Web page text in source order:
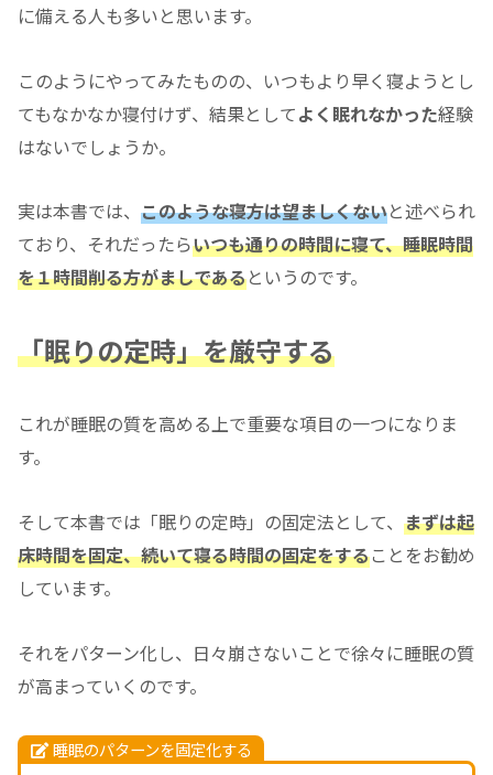
に備える人も多いと思います。
このようにやってみたものの、いつもより早く寝ようとし
てもなかなか寝付けず、結果としてよく眠れなかった経験
はないでしょうか。
実は本書では、 このような寝方は望ましくないと述べられ
ており、それだったらいつも通りの時間に寝て、睡眠時間
を１時間削る方がましであるというのです。
「眠りの定時」を厳守する
これが睡眠の質を高める上で重要な項目の一つになりま
す。
そして本書では「眠りの定時」の固定法として、 まずは起
床時間を固定、続いて寝る時間の固定をすることをお勧め
しています。
それをパターン化し、日々崩さないことで徐々に睡眠の質
が高まっていくのです。
睡眠のパターンを固定化する